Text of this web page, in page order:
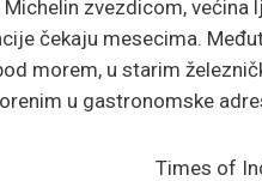
zvezdicom, većina
čekaju mesecima.
morem, u starim
u gastronomske
Times of